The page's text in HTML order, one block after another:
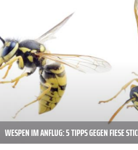
WESPEN IM ANFLUG: 5 TIPPS GEGEN FIESE